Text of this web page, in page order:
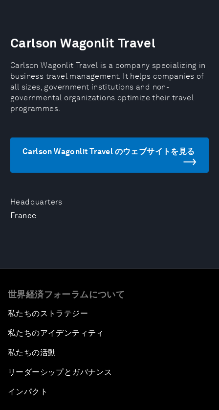
Headquarters
France
Carlson Wagonlit Travel
Carlson Wagonlit Travel is a company specializing in
business travel management. It helps companies of
all sizes, government institutions and non-
governmental organizations optimize their travel
programmes.
Carlson Wagonlit Travel のウェブサイトを見る
世界経済フォーラムについて
私たちのストラテジー
私たちのアイデンティティ
私たちの活動
リーダーシップとガバナンス
インパクト